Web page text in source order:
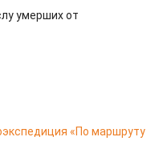
умерших от
«По маршруту